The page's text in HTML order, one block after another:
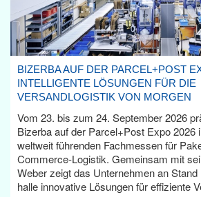
BIZERBA AUF DER PARCEL+POST
INTELLIGENTE LÖSUNGEN FÜR DIE
VERSANDLOGISTIK VON MORGEN
Vom 23. bis zum 24. September 2026
Bizerba auf der Parcel+Post Expo 2026
weltweit führenden Fachmessen für
Commerce-Logistik. Gemeinsam mit
Weber zeigt das Unternehmen an
halle innovative Lösungen für effiziente